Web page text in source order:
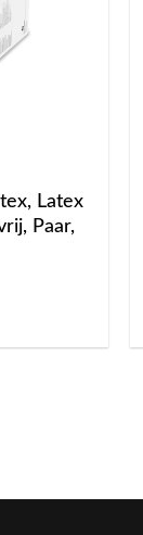
Latex
Paar,